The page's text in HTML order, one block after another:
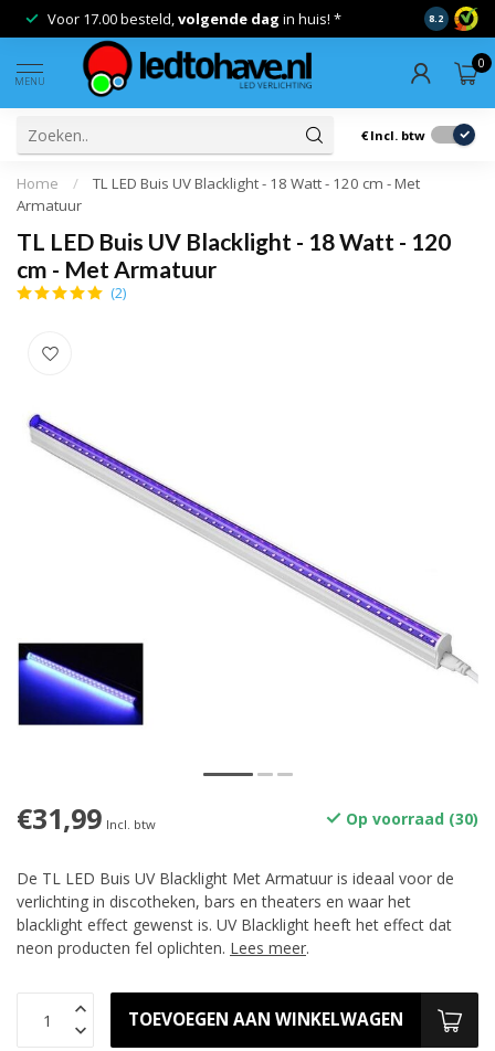
Voor 17.00 besteld,volgende dag in huis! * Gratis
8.2
MENU
0
€ Incl. btw
Home /
TL LED Buis UV Blacklight - 18 Watt - 120 cm - Met
Armatuur
TL LED Buis UV Blacklight - 18 Watt - 120
cm - Met Armatuur
(2)
€31,99 Incl. btw Op voorraad (30)
De TL LED Buis UV Blacklight Met Armatuur is ideaal voor de
verlichting in discotheken, bars en theaters en waar het
blacklight effect gewenst is. UV Blacklight heeft het effect dat
neon producten fel oplichten. Lees meer.
TOEVOEGEN AAN WINKELWAGEN